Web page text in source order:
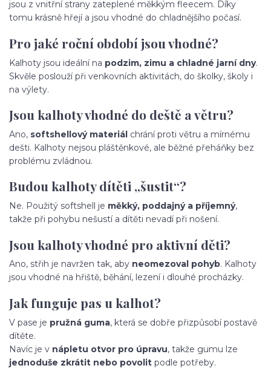
jsou z vnitřní strany zateplené měkkým fleecem. Díky
tomu krásně hřejí a jsou vhodné do chladnějšího počasí.
Pro jaké roční období jsou vhodné?
Kalhoty jsou ideální na podzim, zimu a chladné jarní dny.
Skvěle poslouží při venkovních aktivitách, do školky, školy i
na výlety.
Jsou kalhoty vhodné do deště a větru?
Ano, softshellový materiál chrání proti větru a mírnému
dešti. Kalhoty nejsou pláštěnkové, ale běžné přeháňky bez
problému zvládnou.
Budou kalhoty dítěti „šustit“?
Ne. Použitý softshell je měkký, poddajný a příjemný,
takže při pohybu nešustí a dítěti nevadí při nošení.
Jsou kalhoty vhodné pro aktivní děti?
Ano, střih je navržen tak, aby neomezoval pohyb. Kalhoty
jsou vhodné na hřiště, běhání, lezení i dlouhé procházky.
Jak funguje pas u kalhot?
V pase je pružná guma, která se dobře přizpůsobí postavě
dítěte.
Navíc je v nápletu otvor pro úpravu, takže gumu lze
jednoduše zkrátit nebo povolit podle potřeby.